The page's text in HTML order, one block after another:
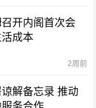
开内阁首次会
成本
2周前
解备忘录 推动